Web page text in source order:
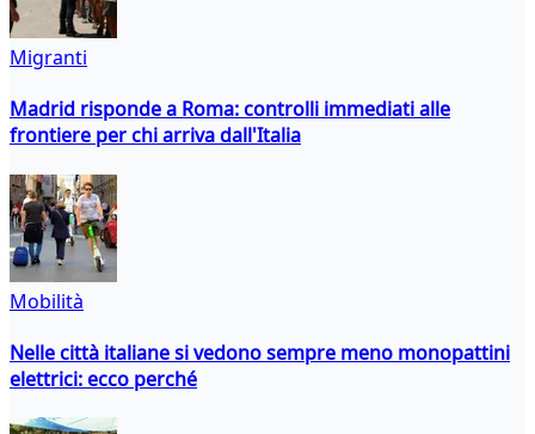
Migranti
Madrid risponde a Roma: controlli immediati alle
frontiere per chi arriva dall'Italia
Mobilità
Nelle città italiane si vedono sempre meno monopattini
elettrici: ecco perché